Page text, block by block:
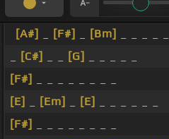
[A#] [F#] [Bm]
[C#] [G]
[F#]
[E]
[Em] [E]
[F#]